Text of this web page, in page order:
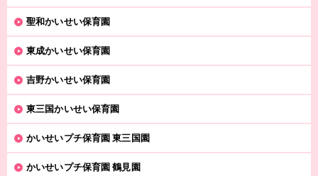
聖和かいせい保育園
東成かいせい保育園
吉野かいせい保育園
東三国かいせい保育園
かいせいプチ保育園 東三国園
かいせいプチ保育園 鶴見園